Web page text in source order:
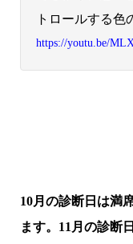
トロールする色
https://youtu.be/
10月の診断日は満
ます。11月の診断